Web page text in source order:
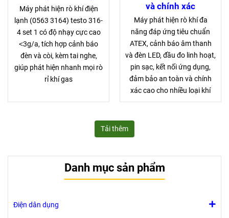
Máy phát hiện rò khí điện
lạnh (0563 3164) testo 316-
4 set 1 có độ nhạy cực cao
˂3g/a, tích hợp cảnh báo
đèn và còi, kèm tai nghe,
giúp phát hiện nhanh mọi rò
rỉ khí gas
và chính xác
Máy phát hiện rò khí đa
năng đáp ứng tiêu chuẩn
ATEX, cảnh báo âm thanh
và đèn LED, đầu đo linh hoạt,
pin sạc, kết nối ứng dụng,
đảm bảo an toàn và chính
xác cao cho nhiều loại khí
Tải thêm
Danh mục sản phẩm
Điện dân dụng